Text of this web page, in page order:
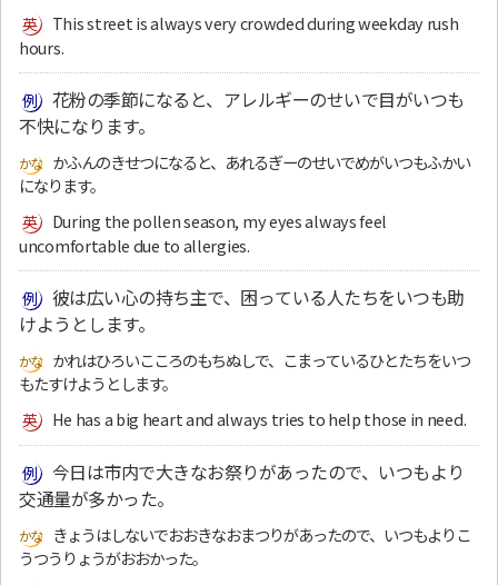
This street is always very crowded during weekday rush
hours.
花粉の季節になると、アレルギーのせいで目がいつも
不快になります。
かふんのきせつになると、あれるぎーのせいでめがいつもふかい
になります。
During the pollen season, my eyes always feel
uncomfortable due to allergies.
彼は広い心の持ち主で、困っている人たちをいつも助
けようとします。
かれはひろいこころのもちぬしで、こまっているひとたちをいつ
もたすけようとします。
He has a big heart and always tries to help those in need.
今日は市内で大きなお祭りがあったので、いつもより
交通量が多かった。
きょうはしないでおおきなおまつりがあったので、いつもよりこ
うつうりょうがおおかった。